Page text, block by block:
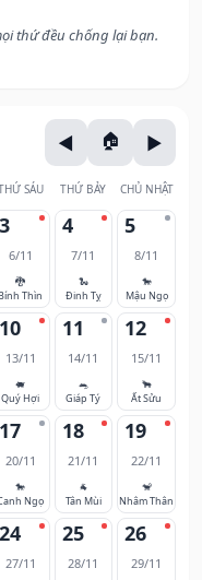
thứ đều chống lại bạn.
SÁU THỨ BẢY CHỦ NHẬT
3
6/11
🐉
Thìn
4
7/11
🐍
Đinh Tỵ
5
8/11
🐎
Mậu Ngọ
10
13/11
🐖
Quý Hợi
11
14/11
🐀
Giáp Tý
12
15/11
🐂
Ất Sửu
17
20/11
🐎
Ngọ
18
21/11
🐐
Tân Mùi
19
22/11
🐒
Nhâm Thân
24
27/11
25
28/11
26
29/11